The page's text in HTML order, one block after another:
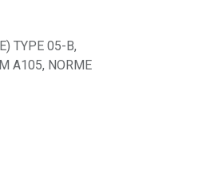
TYPE 05-B,
A105, NORME